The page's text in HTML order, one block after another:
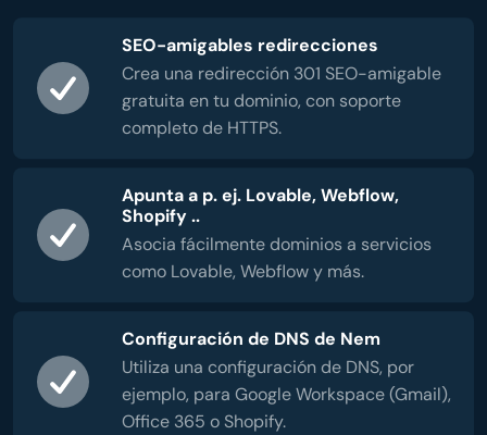
SEO-amigables redirecciones
Crea una redirección 301 SEO-amigable
gratuita en tu dominio, con soporte
completo de HTTPS.
Apunta a p. ej. Lovable, Webflow,
Shopify ..
Asocia fácilmente dominios a servicios
como Lovable, Webflow y más.
Configuración de DNS de Nem
Utiliza una configuración de DNS, por
ejemplo, para Google Workspace (Gmail),
Office 365 o Shopify.